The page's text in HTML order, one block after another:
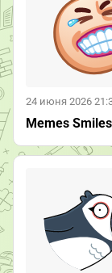
24 июня 2026
Memes Smiles